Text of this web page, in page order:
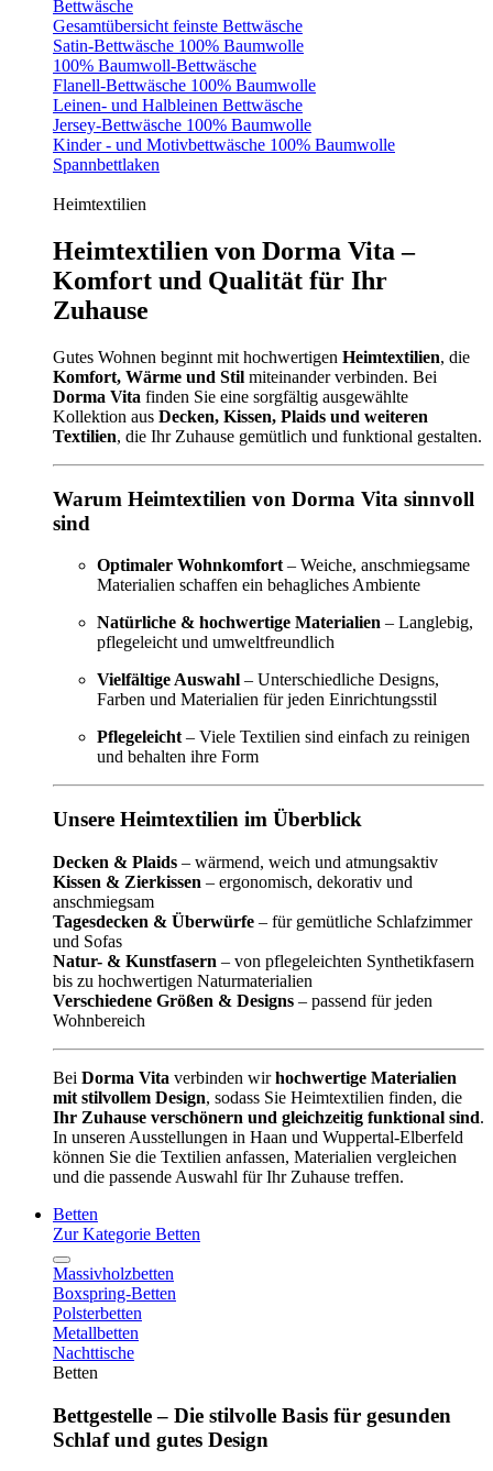
Bettwäsche
Gesamtübersicht feinste Bettwäsche
Satin-Bettwäsche 100% Baumwolle
100% Baumwoll-Bettwäsche
Flanell-Bettwäsche 100% Baumwolle
Leinen- und Halbleinen Bettwäsche
Jersey-Bettwäsche 100% Baumwolle
Kinder - und Motivbettwäsche 100% Baumwolle
Spannbettlaken
Heimtextilien
Heimtextilien von Dorma Vita –
Komfort und Qualität für Ihr
Zuhause
Gutes Wohnen beginnt mit hochwertigen Heimtextilien, die
Komfort, Wärme und Stil miteinander verbinden. Bei
Dorma Vita finden Sie eine sorgfältig ausgewählte
Kollektion aus Decken, Kissen, Plaids und weiteren
Textilien, die Ihr Zuhause gemütlich und funktional gestalten.
Warum Heimtextilien von Dorma Vita sinnvoll
sind
Optimaler Wohnkomfort – Weiche, anschmiegsame
Materialien schaffen ein behagliches Ambiente
Natürliche & hochwertige Materialien – Langlebig,
pflegeleicht und umweltfreundlich
Vielfältige Auswahl – Unterschiedliche Designs,
Farben und Materialien für jeden Einrichtungsstil
Pflegeleicht – Viele Textilien sind einfach zu reinigen
und behalten ihre Form
Unsere Heimtextilien im Überblick
Decken & Plaids – wärmend, weich und atmungsaktiv
Kissen & Zierkissen – ergonomisch, dekorativ und
anschmiegsam
Tagesdecken & Überwürfe – für gemütliche Schlafzimmer
und Sofas
Natur- & Kunstfasern – von pflegeleichten Synthetikfasern
bis zu hochwertigen Naturmaterialien
Verschiedene Größen & Designs – passend für jeden
Wohnbereich
Bei Dorma Vita verbinden wirhochwertige Materialien
mit stilvollem Design, sodass Sie Heimtextilien finden, die
Ihr Zuhause verschönern und gleichzeitig funktional sind.
In unseren Ausstellungen in Haan und Wuppertal-Elberfeld
können Sie die Textilien anfassen, Materialien vergleichen
und die passende Auswahl für Ihr Zuhause treffen.
Betten
Zur Kategorie Betten
Massivholzbetten
Boxspring-Betten
Polsterbetten
Metallbetten
Nachttische
Betten
Bettgestelle – Die stilvolle Basis für gesunden
Schlaf und gutes Design